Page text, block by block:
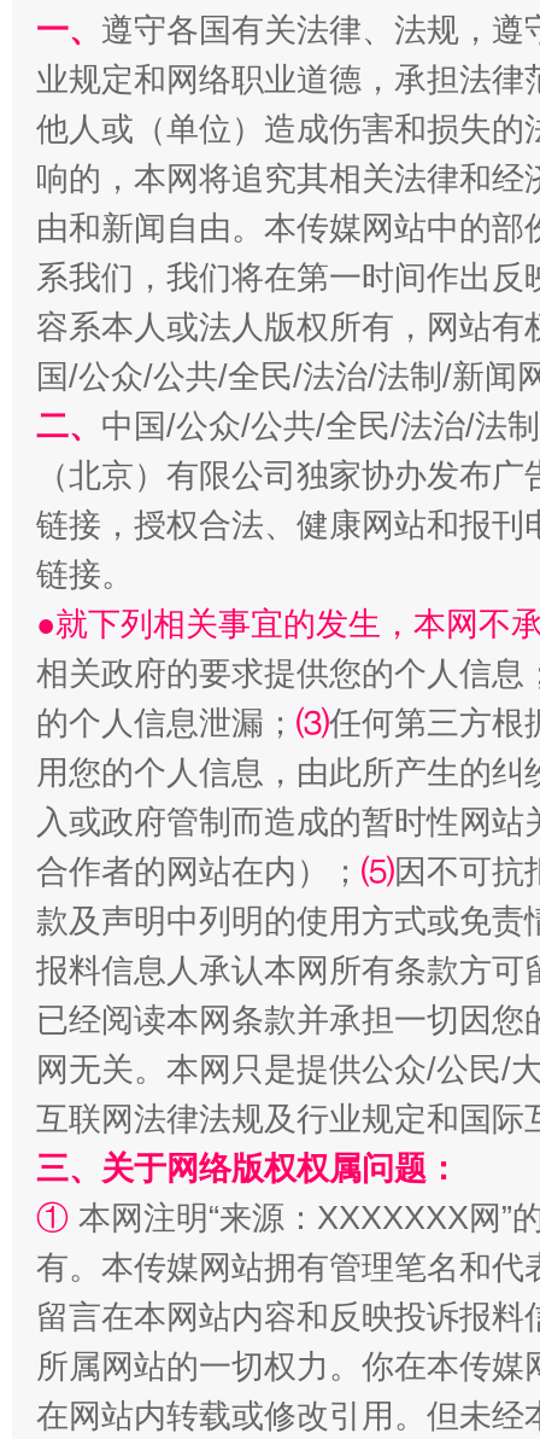
受贿1.44亿！段成刚被判无期 从幼
全民健身五年计划来了！等你上场
阿坝州三大球赛在茂县开幕 规模
一、 遵守各国有关法律、法规，
业规定和网络职业道德，承担法
他人或（单位）造成伤害和损失
响的，本网将追究其相关法律和
由和新闻自由。本传媒网站中的
系我们，我们将在第一时间作出
容系本人或法人版权所有，网站
国/公众/公共/全民/法治/法制/新闻
二、 中国/公众/公共/全民/法治/法
（北京）有限公司独家协办发布
链接，授权合法、健康网站和报
链接。
●就下列相关事宜的发生，本网不
相关政府的要求提供您的个人信息
的个人信息泄漏； ⑶任何第三方根
用您的个人信息，由此所产生的纠
入或政府管制而造成的暂时性网
合作者的网站在内）； ⑸因不可抗
款及声明中列明的使用方式或免责
报料信息人承认本网所有条款方
已经阅读本网条款并承担一切因
网无关。本网只是提供公众/公民/
互联网法律法规及行业规定和国
三、关于网络版权权属问题：
① 本网注明“来源：XXXXXXX网”
有。本传媒网站拥有管理笔名和
留言在本网站内容和反映投诉报
所属网站的一切权力。你在本传
在网站内转载或修改引用。但未